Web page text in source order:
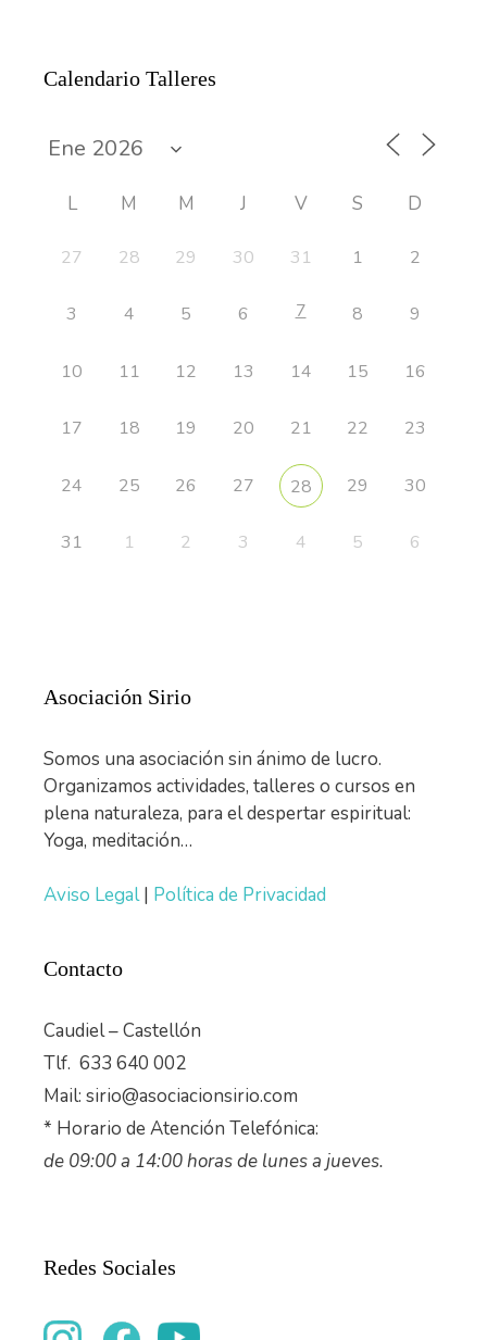
Calendario Talleres
L M M J V S D
27 28 29 30 31 1 2
3 4 5 6 7 8 9
10 11 12 13 14 15 16
17 18 19 20 21 22 23
24 25 26 27 28 29 30
31 1 2 3 4 5 6
Asociación Sirio
Somos una asociación sin ánimo de lucro.
Organizamos actividades, talleres o cursos en
plena naturaleza, para el despertar espiritual:
Yoga, meditación…
Aviso Legal| Política de Privacidad
Contacto
Caudiel – Castellón
Tlf. 633 640 002
Mail: sirio@asociacionsirio.com
* Horario de Atención Telefónica:
de 09:00 a 14:00 horas de lunes a jueves.
Redes Sociales